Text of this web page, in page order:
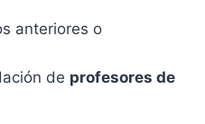
anteriores o
de profesores de